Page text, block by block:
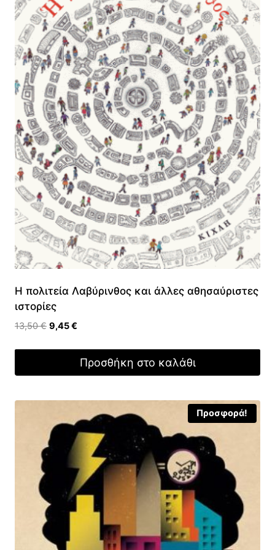
Η πολιτεία Λαβύρινθος και άλλες αθησαύριστες
ιστορίες
13,50€ Original
13,50 €.
9,45€
είναι:
Προσθήκη στο καλάθι
Προσφορά!